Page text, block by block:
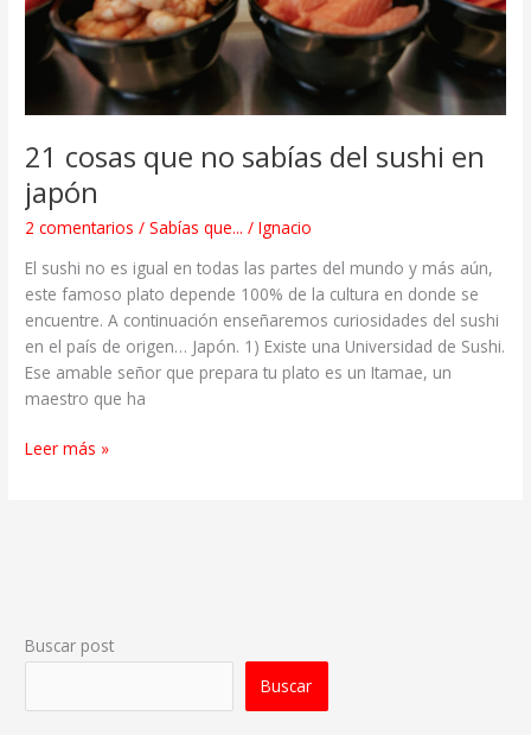
21 cosas que no sabías del sushi en
japón
2 comentarios /Sabías que... /Ignacio
El sushi no es igual en todas las partes del mundo y más aún,
este famoso plato depende 100% de la cultura en donde se
encuentre. A continuación enseñaremos curiosidades del sushi
en el país de origen… Japón. 1) Existe una Universidad de Sushi.
Ese amable señor que prepara tu plato es un Itamae, un
maestro que ha
japón
Leer más »
Buscar post
Buscar